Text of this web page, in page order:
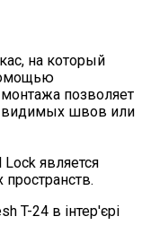
на который
позволяет
видимых швов или
является